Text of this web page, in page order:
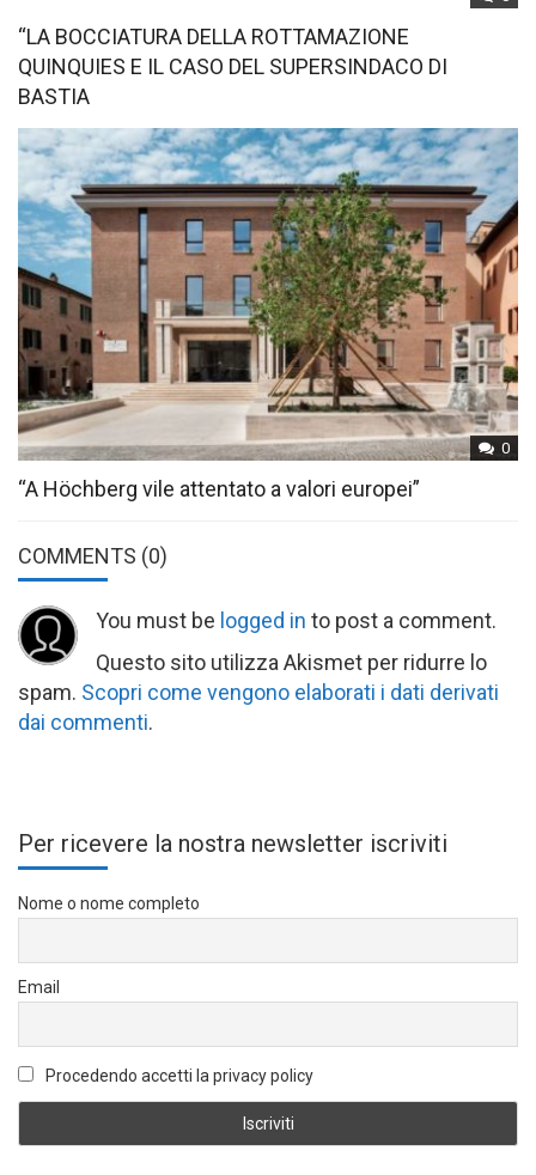
“LA BOCCIATURA DELLA ROTTAMAZIONE
QUINQUIES E IL CASO DEL SUPERSINDACO DI
BASTIA
0
“A Höchberg vile attentato a valori europei”
COMMENTS (0)
You must be logged in to post a comment.
Questo sito utilizza Akismet per ridurre lo
spam. Scopri come vengono elaborati i dati derivati
dai commenti.
Per ricevere la nostra newsletter iscriviti
Nome o nome completo
Email
Procedendo accetti la privacy policy